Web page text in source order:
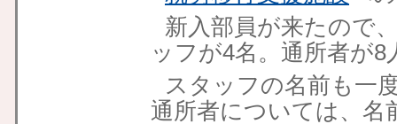
新入部員が来たので
ッフが4名。通所者が8
スタッフの名前も一
通所者については、名